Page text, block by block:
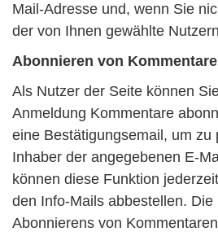
Mail-Adresse und, wenn Sie
der von Ihnen gewählte
Abonnieren von
Als Nutzer der Seite können
Anmeldung Kommentare
eine Bestätigungsemail, um zu
Inhaber der angegebenen E-
können diese Funktion
den Info-Mails abbestellen.
Abonnierens von